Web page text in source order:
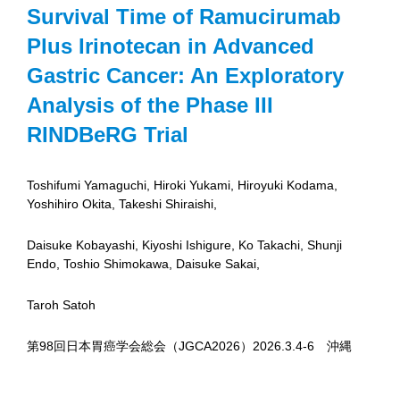
Survival Time of Ramucirumab
Plus Irinotecan in Advanced
Gastric Cancer: An Exploratory
Analysis of the Phase III
RINDBeRG Trial
Toshifumi Yamaguchi, Hiroki Yukami, Hiroyuki Kodama,
Yoshihiro Okita, Takeshi Shiraishi,
Daisuke Kobayashi, Kiyoshi Ishigure, Ko Takachi, Shunji
Endo, Toshio Shimokawa, Daisuke Sakai,
Taroh Satoh
第98回日本胃癌学会総会（JGCA2026）2026.3.4-6 沖縄